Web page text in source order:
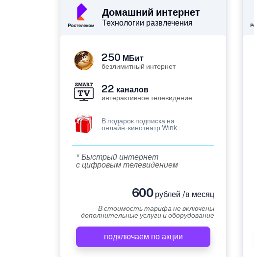
Домашний интернет
Технологии развлечения
250 МБит
безлимитный интернет
22 каналов
интерактивное телевидение
В подарок подписка на
онлайн-кинотеатр Wink
* Быстрый интернет
с цифровым телевидением
600рублей /в месяц
В стоимость тарифа не включены
дополнительные услуги и оборудование
подключаем по акции